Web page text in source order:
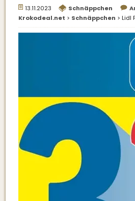
13.11.2023 Schnäppchen
Krokodeal.net > Schnäppchen > Lidl